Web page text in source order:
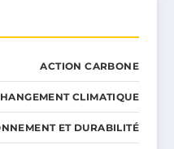
ACTION CARBONE
CLIMATIQUE
ET DURABILITÉ